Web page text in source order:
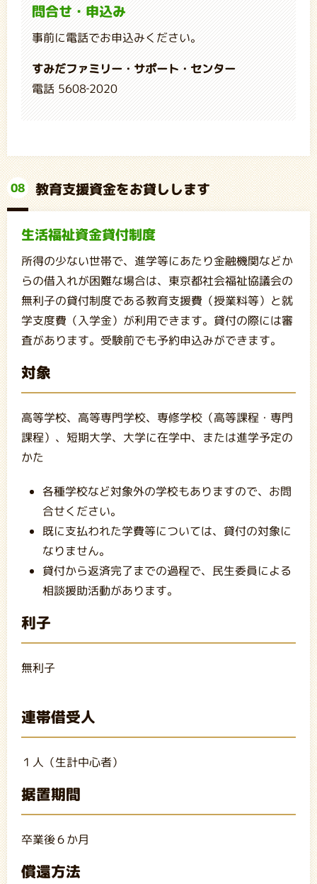
問合せ・申込み
事前に電話でお申込みください。
すみだファミリー・サポート・センター
電話 5608‐2020
08 教育支援資金をお貸しします
生活福祉資金貸付制度
所得の少ない世帯で、進学等にあたり金融機関などか
らの借入れが困難な場合は、東京都社会福祉協議会の
無利子の貸付制度である教育支援費（授業料等）と就
学支度費（入学金）が利用できます。貸付の際には審
査があります。受験前でも予約申込みができます。
対象
高等学校、高等専門学校、専修学校（高等課程・専門
課程）、短期大学、大学に在学中、または進学予定の
かた
各種学校など対象外の学校もありますので、お問
合せください。
既に支払われた学費等については、貸付の対象に
なりません。
貸付から返済完了までの過程で、民生委員による
相談援助活動があります。
利子
無利子
連帯借受人
１人（生計中心者）
据置期間
卒業後６か月
償還方法